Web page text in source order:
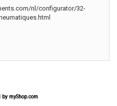
nl/configurator/32-
by myShop.com